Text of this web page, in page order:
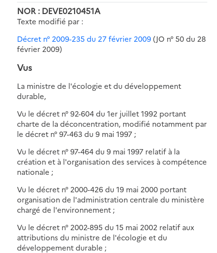
NOR : DEVE0210451A
Texte modifié par :
Décret n° 2009-235 du 27 février 2009(JO n° 50 du 28
février 2009)
Vus
La ministre de l'écologie et du développement
durable,
Vu le décret n° 92-604 du 1er juillet 1992 portant
charte de la déconcentration, modifié notamment par
le décret n° 97-463 du 9 mai 1997 ;
Vu le décret n° 97-464 du 9 mai 1997 relatif à la
création et à l'organisation des services à compétence
nationale ;
Vu le décret n° 2000-426 du 19 mai 2000 portant
organisation de l'administration centrale du ministère
chargé de l'environnement ;
Vu le décret n° 2002-895 du 15 mai 2002 relatif aux
attributions du ministre de l'écologie et du
développement durable ;